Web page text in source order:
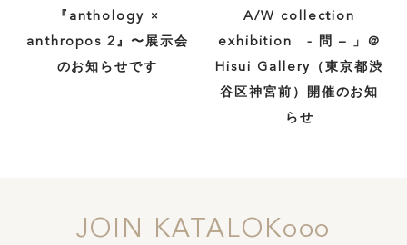
『anthology ×
anthropos 2』〜展示会
のお知らせです
A/W collection
exhibition - 問 – 」＠
Hisui Gallery（東京都渋
谷区神宮前）開催のお知
らせ
JOIN KATALOKooo